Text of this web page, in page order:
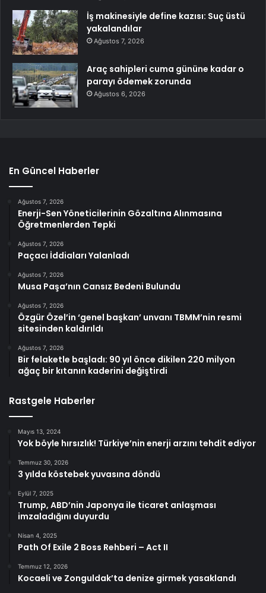
İş makinesiyle define kazısı: Suç üstü
yakalandılar
Ağustos 7, 2026
Araç sahipleri cuma gününe kadar o
parayı ödemek zorunda
Ağustos 6, 2026
En Güncel Haberler
Ağustos 7, 2026
Enerji-Sen Yöneticilerinin Gözaltına Alınmasına
Öğretmenlerden Tepki
Ağustos 7, 2026
Paçacı İddiaları Yalanladı
Ağustos 7, 2026
Musa Paşa’nın Cansız Bedeni Bulundu
Ağustos 7, 2026
Özgür Özel’in ‘genel başkan’ unvanı TBMM’nin resmi
sitesinden kaldırıldı
Ağustos 7, 2026
Bir felaketle başladı: 90 yıl önce dikilen 220 milyon
ağaç bir kıtanın kaderini değiştirdi
Rastgele Haberler
Mayıs 13, 2024
Yok böyle hırsızlık! Türkiye’nin enerji arzını tehdit ediyor
Temmuz 30, 2026
3 yılda köstebek yuvasına döndü
Eylül 7, 2025
Trump, ABD’nin Japonya ile ticaret anlaşması
imzaladığını duyurdu
Nisan 4, 2025
Path Of Exile 2 Boss Rehberi – Act II
Temmuz 12, 2026
Kocaeli ve Zonguldak’ta denize girmek yasaklandı